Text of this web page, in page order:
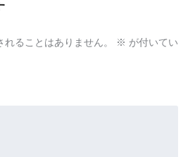
ることはありません。 ※ が付いてい